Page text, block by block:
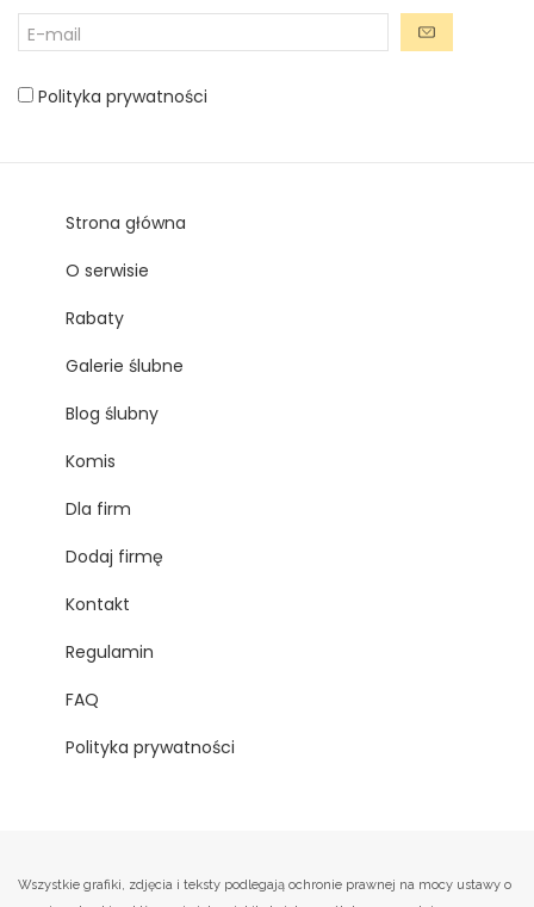
Polityka prywatności
Strona główna
O serwisie
Rabaty
Galerie ślubne
Blog ślubny
Komis
Dla firm
Dodaj firmę
Kontakt
Regulamin
FAQ
Polityka prywatności
Wszystkie grafiki, zdjęcia i teksty podlegają ochronie prawnej na mocy ustawy o